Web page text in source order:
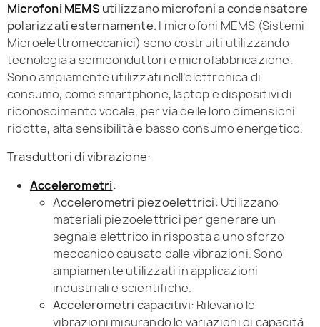
Microfoni MEMSutilizzano microfoni a condensatore
polarizzati esternamente. I microfoni MEMS (Sistemi
Microelettromeccanici) sono costruiti utilizzando
tecnologia a semiconduttori e microfabbricazione.
Sono ampiamente utilizzati nell’elettronica di
consumo, come smartphone, laptop e dispositivi di
riconoscimento vocale, per via delle loro dimensioni
ridotte, alta sensibilità e basso consumo energetico.
Trasduttori di vibrazione:
Accelerometri:
Accelerometri piezoelettrici: Utilizzano
materiali piezoelettrici per generare un
segnale elettrico in risposta a uno sforzo
meccanico causato dalle vibrazioni. Sono
ampiamente utilizzati in applicazioni
industriali e scientifiche.
Accelerometri capacitivi: Rilevano le
vibrazioni misurando le variazioni di capacità